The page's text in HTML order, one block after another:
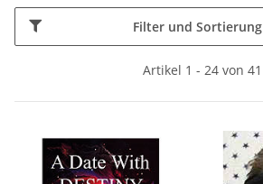
Filter und Sortierung
Artikel 1 - 24 von 41